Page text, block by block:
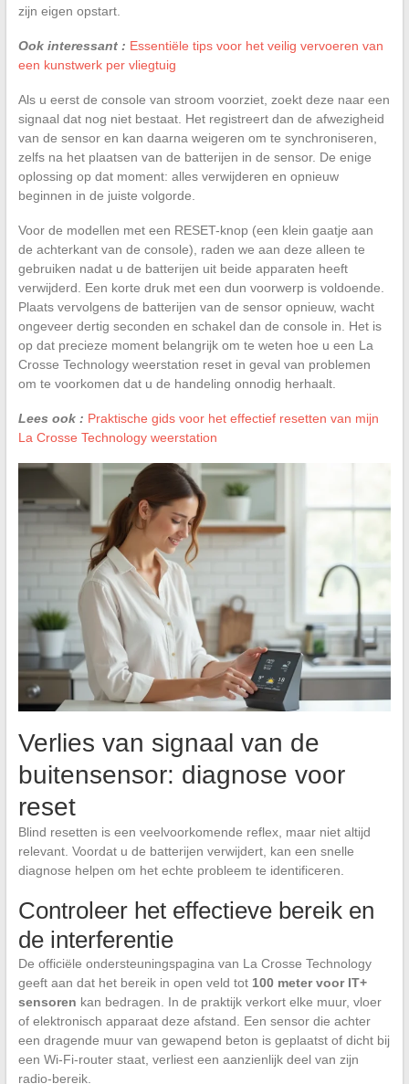
zijn eigen opstart.
Ook interessant : Essentiële tips voor het veilig vervoeren van
een kunstwerk per vliegtuig
Als u eerst de console van stroom voorziet, zoekt deze naar een
signaal dat nog niet bestaat. Het registreert dan de afwezigheid
van de sensor en kan daarna weigeren om te synchroniseren,
zelfs na het plaatsen van de batterijen in de sensor. De enige
oplossing op dat moment: alles verwijderen en opnieuw
beginnen in de juiste volgorde.
Voor de modellen met een RESET-knop (een klein gaatje aan
de achterkant van de console), raden we aan deze alleen te
gebruiken nadat u de batterijen uit beide apparaten heeft
verwijderd. Een korte druk met een dun voorwerp is voldoende.
Plaats vervolgens de batterijen van de sensor opnieuw, wacht
ongeveer dertig seconden en schakel dan de console in. Het is
op dat precieze moment belangrijk om te weten hoe u een La
Crosse Technology weerstation reset in geval van problemen
om te voorkomen dat u de handeling onnodig herhaalt.
Lees ook : Praktische gids voor het effectief resetten van mijn
La Crosse Technology weerstation
Verlies van signaal van de
buitensensor: diagnose voor
reset
Blind resetten is een veelvoorkomende reflex, maar niet altijd
relevant. Voordat u de batterijen verwijdert, kan een snelle
diagnose helpen om het echte probleem te identificeren.
Controleer het effectieve bereik en
de interferentie
De officiële ondersteuningspagina van La Crosse Technology
geeft aan dat het bereik in open veld tot 100 meter voor IT+
sensoren kan bedragen. In de praktijk verkort elke muur, vloer
of elektronisch apparaat deze afstand. Een sensor die achter
een dragende muur van gewapend beton is geplaatst of dicht bij
een Wi-Fi-router staat, verliest een aanzienlijk deel van zijn
radio-bereik.